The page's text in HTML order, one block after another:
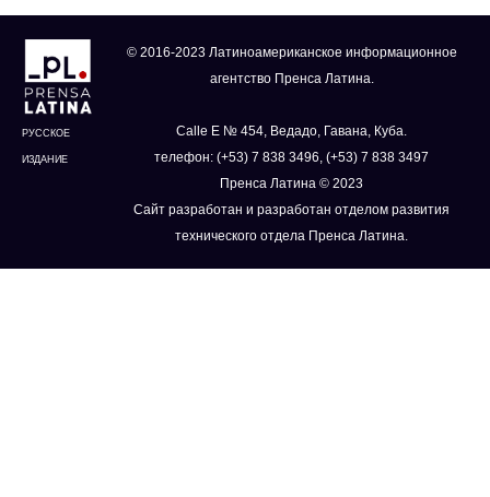
РУССКОЕ
ИЗДАНИЕ
© 2016-2023 Латиноамериканское информационное
агентство Пренса Латина.
Calle E № 454, Ведадо, Гавана, Куба.
телефон: (+53) 7 838 3496, (+53) 7 838 3497
Пренса Латина © 2023
Сайт разработан и разработан отделом развития
технического отдела Пренса Латина.